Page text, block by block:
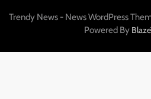
Trendy News - News WordPress
Powered By